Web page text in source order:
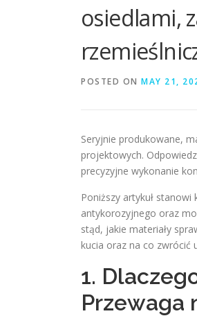
osiedlami,
POSTED ON MAY 21,
Seryjnie produkowane,
projektowych.
precyzyjne wykonanie
Poniższy artykuł
antykorozyjnego oraz
stąd, jakie materiały
kucia oraz na co zwrócić
1.
Przewaga